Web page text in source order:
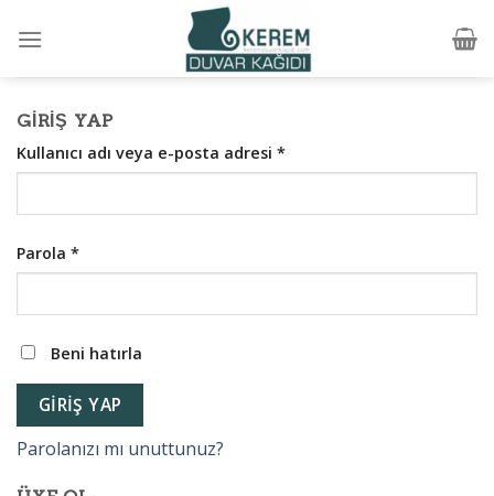
GIRIŞ YAP
Kullanıcı adı veya e-posta adresi *
Parola *
Beni hatırla
GIRIŞ YAP
Parolanızı mı unuttunuz?